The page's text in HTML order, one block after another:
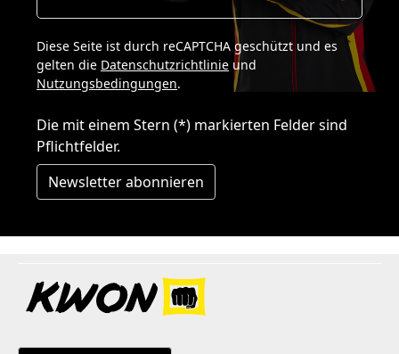
Diese Seite ist durch reCAPTCHA geschützt und es
gelten die Datenschutzrichtlinie und
Nutzungsbedingungen.
Die mit einem Stern (*) markierten Felder sind
Pflichtfelder.
Newsletter abonnieren